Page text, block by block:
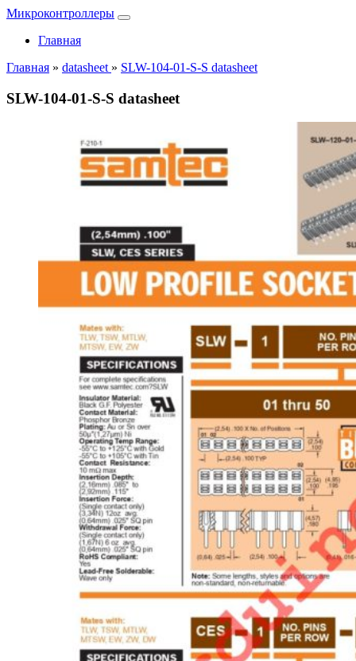
Микроконтроллеры
Главная
Главная » datasheet » SLW-104-01-S-S datasheet
SLW-104-01-S-S datasheet